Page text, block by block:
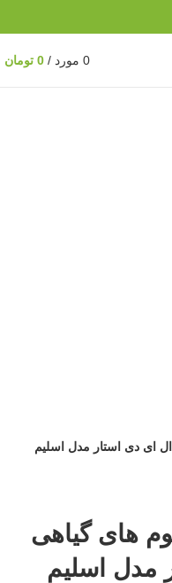
0 مورد /
0 تومان
ای دی استار مدل اسلیم
های گیاهی
مدل اسلیم